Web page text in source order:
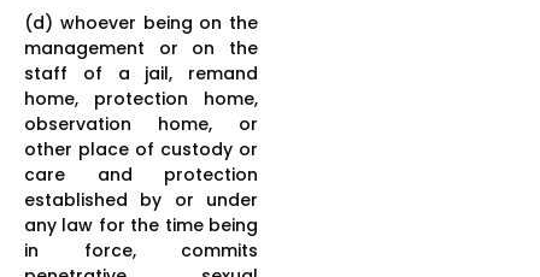
(d) whoever being on the
management or on the
staff of a jail, remand
home, protection home,
observation home, or
other place of custody or
care and protection
established by or under
any law for the time being
in force, commits